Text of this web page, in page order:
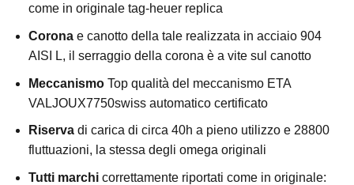
come in originale tag-heuer replica
Coronae canotto della tale realizzata in acciaio 904
AISI L, il serraggio della corona è a vite sul canotto
MeccanismoTop qualità del meccanismo ETA
VALJOUX7750swiss automatico certificato
Riservadi carica di circa 40h a pieno utilizzo e 28800
fluttuazioni, la stessa degli omega originali
Tutti marchi correttamente riportati come in originale: